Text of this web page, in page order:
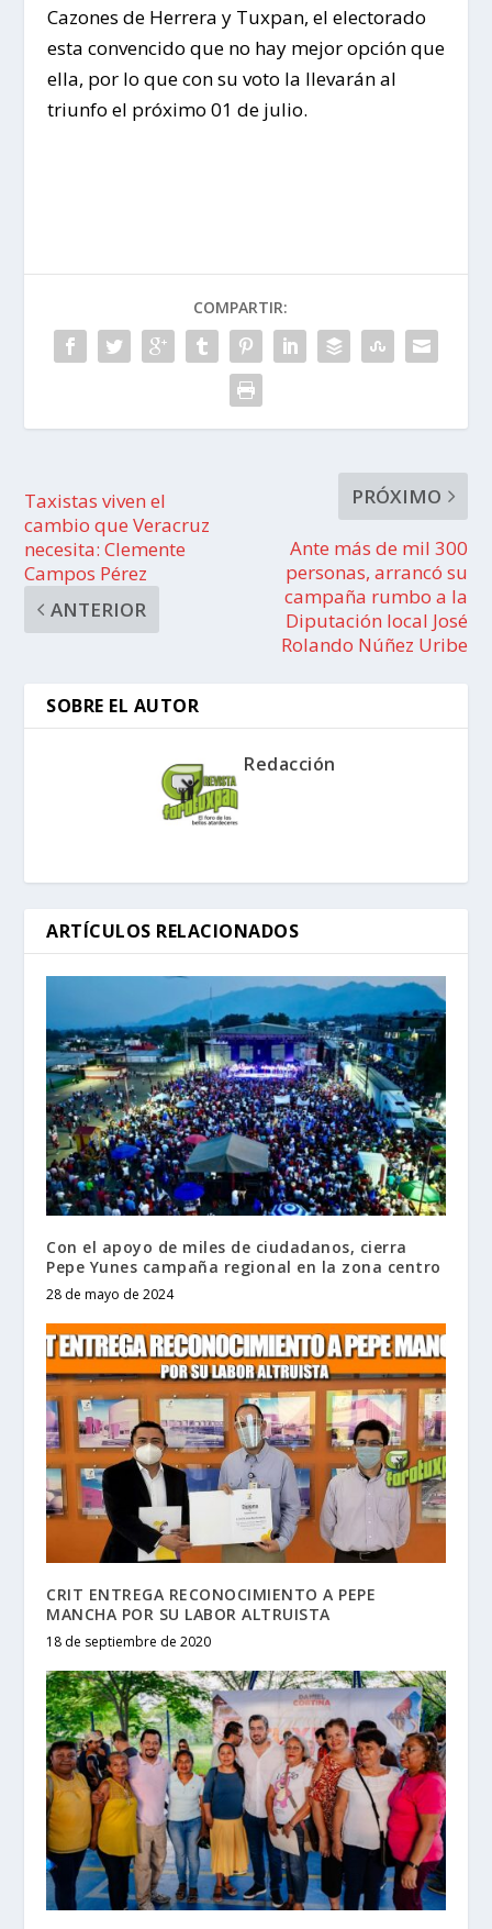
Cazones de Herrera y Tuxpan, el electorado
esta convencido que no hay mejor opción que
ella, por lo que con su voto la llevarán al
triunfo el próximo 01 de julio.
COMPARTIR:
Taxistas viven el
cambio que Veracruz
necesita: Clemente
Campos Pérez
ANTERIOR
PRÓXIMO
Ante más de mil 300
personas, arrancó su
campaña rumbo a la
Diputación local José
Rolando Núñez Uribe
SOBRE EL AUTOR
Redacción
ARTÍCULOS RELACIONADOS
Con el apoyo de miles de ciudadanos, cierra
Pepe Yunes campaña regional en la zona centro
28 de mayo de 2024
CRIT ENTREGA RECONOCIMIENTO A PEPE
MANCHA POR SU LABOR ALTRUISTA
18 de septiembre de 2020